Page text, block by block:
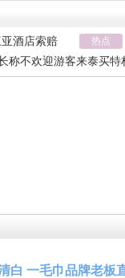
酒店索赔
工程停工
说家已破碎
热点
称不欢迎游客来泰买特
争议发言
白 一毛巾品牌老板